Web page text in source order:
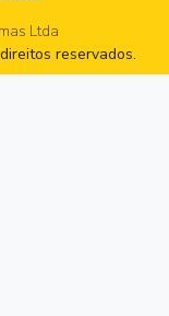
Ltda
reservados.